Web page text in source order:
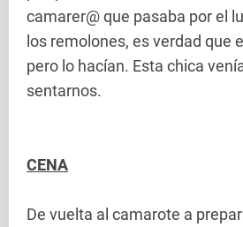
camarer@ que pasaba por el
los remolones, es verdad que
pero lo hacían. Esta chica
sentarnos.
CENA
De vuelta al camarote a